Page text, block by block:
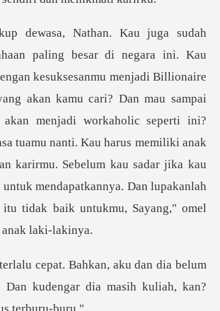
akan kamu cari? Dan mau sampai
menjadi workaholic seperti ini?
tuamu nanti. Kau harus memiliki anak
karirmu.
dia belum
Dan kudengar dia masi